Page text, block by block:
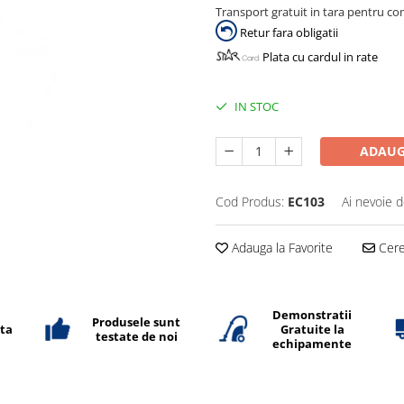
Transport gratuit in tara pentru
Retur fara obligatii
Plata cu cardul in rate
IN STOC
Cod Produs: EC103 Ai nevoie
Adauga la Favorite
Produsele sunt
testate de noi
Demonstratii
Gratuite la
echipamente